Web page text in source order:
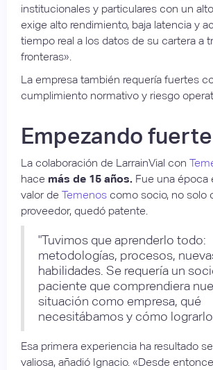
institucionales y particulares con un
exige alto rendimiento, baja latencia y
tiempo real a los datos de su cartera a
fronteras».
La empresa también requería fuertes
cumplimiento normativo y riesgo
Empezando fuerte
La colaboración de LarrainVial con
hace más de 15 años. Fue una época
valor de Temenos como socio, no solo
proveedor, quedó patente.
"Tuvimos que aprenderlo todo:
metodologías, procesos,
habilidades. Se requería un
paciente que comprendiera
situación como empresa, qué
necesitábamos y cómo
Esa primera experiencia ha resultado
valiosa, añadió Ignacio. «Desde